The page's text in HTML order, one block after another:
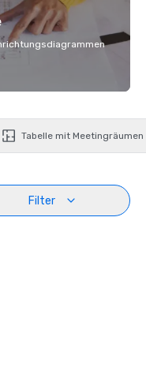
Tabelle mit Meetingräumen
Filter